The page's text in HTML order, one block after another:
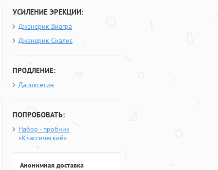
УСИЛЕНИЕ ЭРЕКЦИИ:
Дженерик Виагра
Дженерик Сиалис
ПРОДЛЕНИЕ:
Дапоксетин
ПОПРОБОВАТЬ:
Набор - пробник
«Классический»
Анонимная доставка